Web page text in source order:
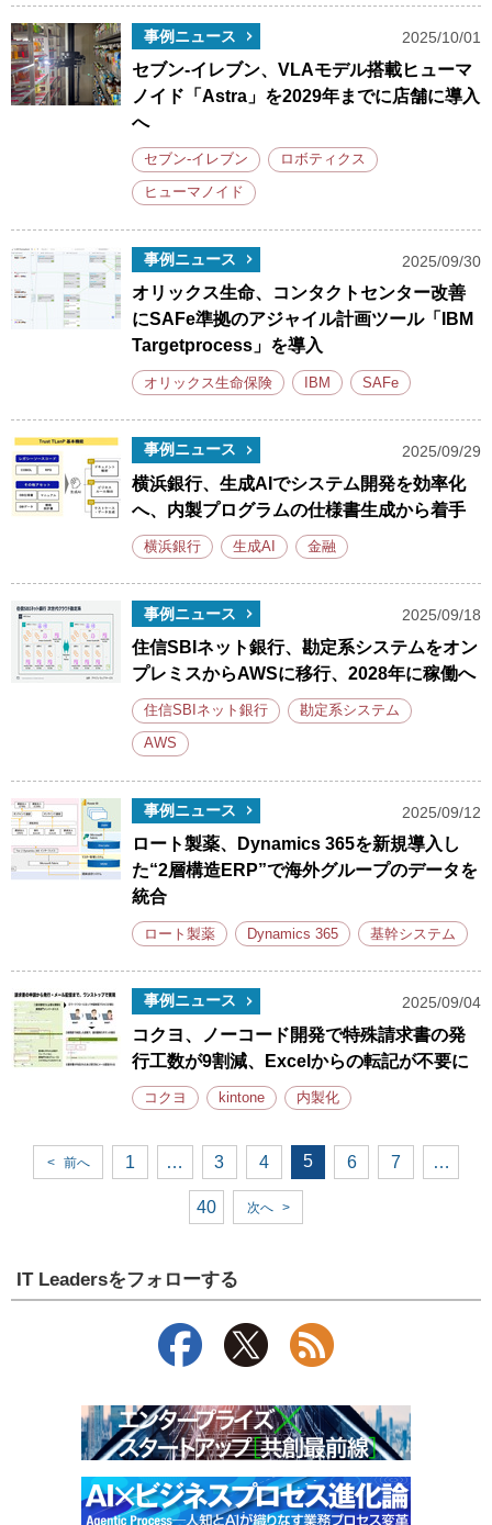
事例ニュース 2025/10/01
セブン-イレブン、VLAモデル搭載ヒューマ
ノイド「Astra」を2029年までに店舗に導入
へ
セブン-イレブン ロボティクス
ヒューマノイド
事例ニュース 2025/09/30
オリックス生命、コンタクトセンター改善
にSAFe準拠のアジャイル計画ツール「IBM
Targetprocess」を導入
オリックス生命保険 IBM SAFe
事例ニュース 2025/09/29
横浜銀行、生成AIでシステム開発を効率化
へ、内製プログラムの仕様書生成から着手
横浜銀行 生成AI 金融
事例ニュース 2025/09/18
住信SBIネット銀行、勘定系システムをオン
プレミスからAWSに移行、2028年に稼働へ
住信SBIネット銀行 勘定系システム
AWS
事例ニュース 2025/09/12
ロート製薬、Dynamics 365を新規導入し
た“2層構造ERP”で海外グループのデータを
統合
ロート製薬 Dynamics 365 基幹システム
事例ニュース 2025/09/04
コクヨ、ノーコード開発で特殊請求書の発
行工数が9割減、Excelからの転記が不要に
コクヨ kintone 内製化
< 前へ 1 … 3 4 5 6 7 …
40 次へ >
IT Leadersをフォローする